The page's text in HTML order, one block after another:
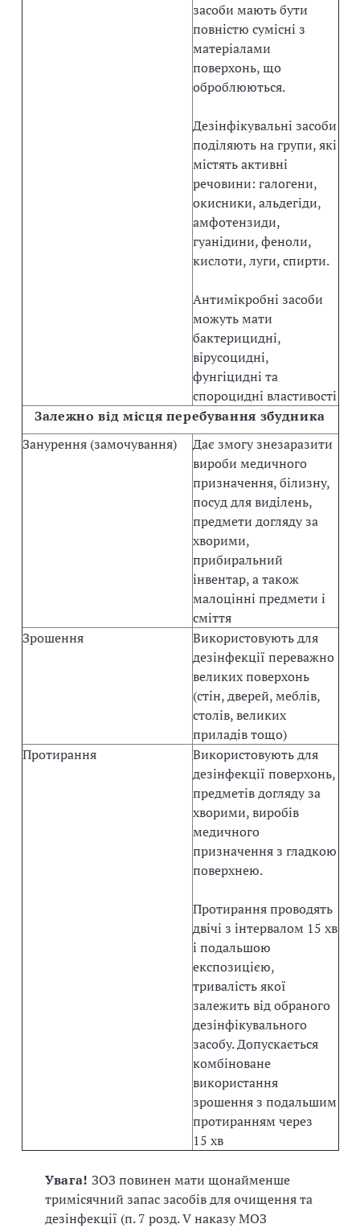
засоби мають бути
повністю сумісні з
матеріалами
поверхонь, що
оброблюються.
Дезінфікувальні засоби
поділяють на групи, які
містять активні
речовини: галогени,
окисники, альдегіди,
амфотензиди,
гуанідини, феноли,
кислоти, луги, спирти.
Антимікробні засоби
можуть мати
бактерицидні,
вірусоцидні,
фунгіцидні та
спороцидні властивості
Залежно від місця перебування збудника
Занурення (замочування)
Дає змогу знезаразити
вироби медичного
призначення, білизну,
посуд для виділень,
предмети догляду за
хворими,
прибиральний
інвентар, а також
малоцінні предмети і
сміття
Зрошення
Використовують для
дезінфекції переважно
великих поверхонь
(стін, дверей, меблів,
столів, великих
приладів тощо)
Протирання
Використовують для
дезінфекції поверхонь,
предметів догляду за
хворими, виробів
медичного
призначення з гладкою
поверхнею.
Протирання проводять
двічі з інтервалом 15 хв
і подальшою
експозицією,
тривалість якої
залежить від обраного
дезінфікувального
засобу. Допускається
комбіноване
використання
зрошення з подальшим
протиранням через
15 хв
Увага! ЗОЗ повинен мати щонайменше
тримісячний запас засобів для очищення та
дезінфекції (п. 7 розд. V наказу МОЗ